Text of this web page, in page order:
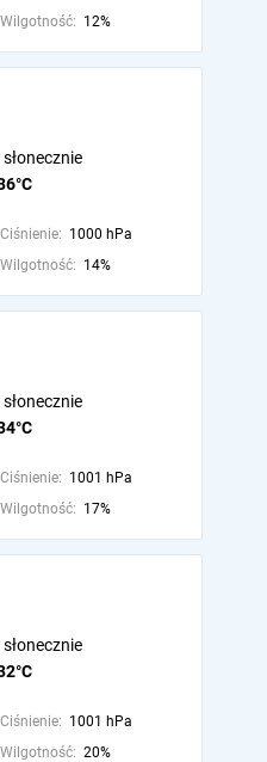
Wilgotność: 12%
Ciśnienie: 1000 hPa
Wilgotność: 14%
Ciśnienie: 1001 hPa
Wilgotność: 17%
Ciśnienie: 1001 hPa
Wilgotność: 20%